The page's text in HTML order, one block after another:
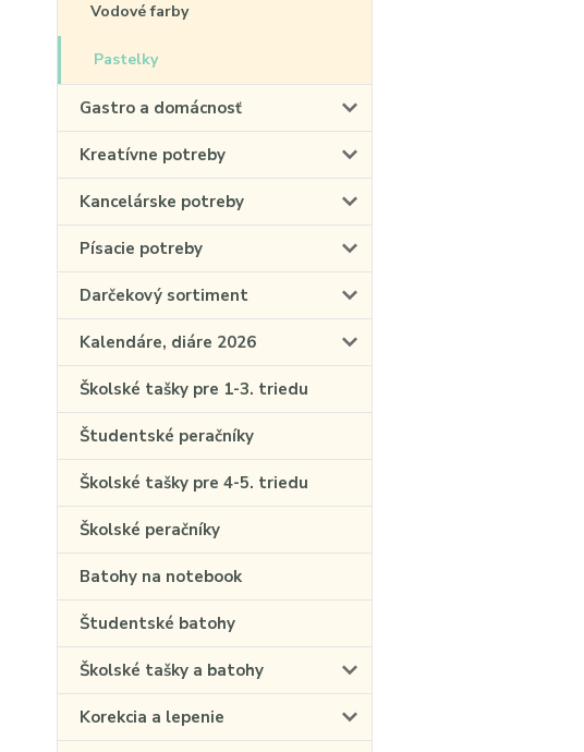
Vodové farby
Pastelky
Gastro a domácnosť
Kreatívne potreby
Kancelárske potreby
Písacie potreby
Darčekový sortiment
Kalendáre, diáre 2026
Školské tašky pre 1-3. triedu
Študentské peračníky
Školské tašky pre 4-5. triedu
Školské peračníky
Batohy na notebook
Študentské batohy
Školské tašky a batohy
Korekcia a lepenie